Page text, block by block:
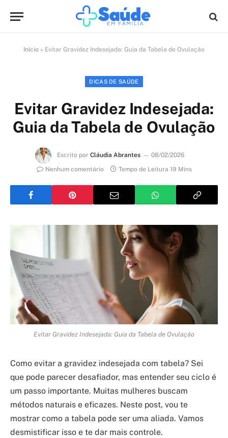
Início » Evitar Gravidez Indesejada: Guia da Tabela de Ovulação
DICAS DE SAÚDE
Evitar Gravidez Indesejada:
Guia da Tabela de Ovulação
Escrito por Cláudia Abrantes
08/02/2026
Nenhum comentário
Tempo de Leitura 19 Mins
Evitar Gravidez Indesejada: Guia da Tabela de Ovulação
Como evitar a gravidez indesejada com tabela? Sei
que pode parecer desafiador, mas entender seu ciclo é
um passo importante. Muitas mulheres buscam
métodos naturais e eficazes. Neste post, vou te
mostrar como a tabela pode ser uma aliada. Vamos
desmistificar isso e te dar mais controle.